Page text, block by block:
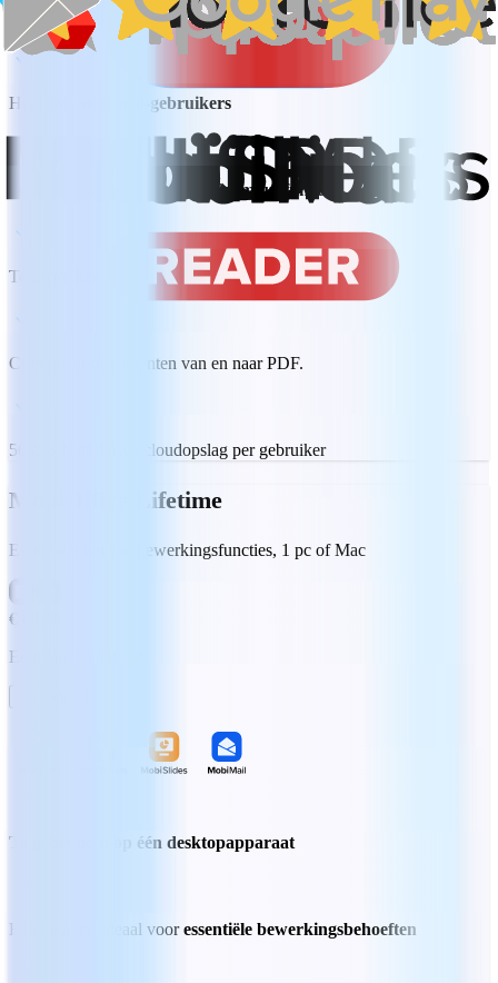
Het beste voor solo-gebruikers
Onbeperkte toegang tot alles Premiumfuncties
Te gebruiken op pc's, Macs, telefoons en tablets.
Converteer documenten van en naar PDF.
50 GB MobiDrive cloudopslag per gebruiker
MobiOffice Lifetime
Essentiële kantoorbewerkingsfuncties, 1 pc of Mac
€ 89,99
Eenmalige aankoop
Te gebruiken op één desktopapparaat
Eén betaling ideaal vooressentiële bewerkingsbehoeften